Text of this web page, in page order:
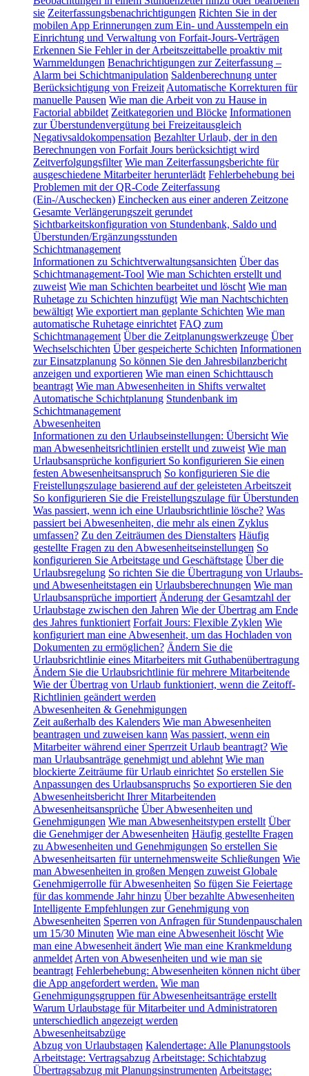
sie Zeiterfassungsbenachrichtigungen Richten Sie in der
mobilen App Erinnerungen zum Ein- und Ausstempeln ein
Einrichtung und Verwaltung von Forfait-Jours-Verträgen
Erkennen Sie Fehler in der Arbeitszeittabelle proaktiv mit
Warnmeldungen Benachrichtigungen zur Zeiterfassung –
Alarm bei Schichtmanipulation Saldenberechnung unter
Berücksichtigung von Freizeit Automatische Korrekturen für
manuelle Pausen Wie man die Arbeit von zu Hause in
Factorial abbildet Zeitkategorien und Blöcke Informationen
zur Überstundenvergütung bei Freizeitausgleich
Negativsaldokompensation Bezahlter Urlaub, der in den
Berechnungen von Forfait Jours berücksichtigt wird
Zeitverfolgungsfilter Wie man Zeiterfassungsberichte für
ausgeschiedene Mitarbeiter herunterlädt Fehlerbehebung bei
Problemen mit der QR-Code Zeiterfassung
(Ein-/Auschecken) Einchecken aus einer anderen Zeitzone
Gesamte Verlängerungszeit gerundet
Sichtbarkeitskonfiguration von Stundenbank, Saldo und
Überstunden/Ergänzungsstunden
Schichtmanagement
Informationen zu Schichtverwaltungsansichten Über das
Schichtmanagement-Tool Wie man Schichten erstellt und
zuweist Wie man Schichten bearbeitet und löscht Wie man
Ruhetage zu Schichten hinzufügt Wie man Nachtschichten
bewältigt Wie exportiert man geplante Schichten Wie man
automatische Ruhetage einrichtet FAQ zum
Schichtmanagement Über die Zeitplanungswerkzeuge Über
Wechselschichten Über gespeicherte Schichten Informationen
zur Einsatzplanung So können Sie den Jahresbilanzbericht
anzeigen und exportieren Wie man einen Schichttausch
beantragt Wie man Abwesenheiten in Shifts verwaltet
Automatische Schichtplanung Stundenbank im
Schichtmanagement
Abwesenheiten
Informationen zu den Urlaubseinstellungen: Übersicht Wie
man Abwesenheitsrichtlinien erstellt und zuweist Wie man
Urlaubsansprüche konfiguriert So konfigurieren Sie einen
festen Abwesenheitsanspruch So konfigurieren Sie die
Freistellungszulage basierend auf der geleisteten Arbeitszeit
So konfigurieren Sie die Freistellungszulage für Überstunden
Was passiert, wenn ich eine Urlaubsrichtlinie lösche? Was
passiert bei Abwesenheiten, die mehr als einen Zyklus
umfassen? Zu den Zeiträumen des Dienstalters Häufig
gestellte Fragen zu den Abwesenheitseinstellungen So
konfigurieren Sie Arbeitstage und Geschäftstage Über die
Urlaubsregelung So richten Sie die Übertragung von Urlaubs-
und Abwesenheitstagen ein Urlaubsberechnungen Wie man
Urlaubsansprüche importiert Änderung der Gesamtzahl der
Urlaubstage zwischen den Jahren Wie der Übertrag am Ende
des Jahres funktioniert Forfait Jours: Flexible Zyklen Wie
konfiguriert man eine Abwesenheit, um das Hochladen von
Dokumenten zu ermöglichen? Ändern Sie die
Urlaubsrichtlinie eines Mitarbeiters mit Guthabenübertragung
Ändern Sie die Urlaubsrichtlinie für mehrere Mitarbeitende
Wie der Übertrag von Urlaub funktioniert, wenn die Zeitoff-
Richtlinien geändert werden
Abwesenheiten & Genehmigungen
Zeit außerhalb des Kalenders Wie man Abwesenheiten
beantragen und zuweisen kann Was passiert, wenn ein
Mitarbeiter während einer Sperrzeit Urlaub beantragt? Wie
man Urlaubsanträge genehmigt und ablehnt Wie man
blockierte Zeiträume für Urlaub einrichtet So erstellen Sie
Anpassungen des Urlaubsanspruchs So exportieren Sie den
Abwesenheitsbericht Ihrer Mitarbeitenden
Abwesenheitsansprüche Über Abwesenheiten und
Genehmigungen Wie man Abwesenheitstypen erstellt Über
die Genehmiger der Abwesenheiten Häufig gestellte Fragen
zu Abwesenheiten und Genehmigungen So erstellen Sie
Abwesenheitsarten für unternehmensweite Schließungen Wie
man Abwesenheiten in großen Mengen zuweist Globale
Genehmigerrolle für Abwesenheiten So fügen Sie Feiertage
für das kommende Jahr hinzu Über bezahlte Abwesenheiten
Intelligente Empfehlungen zur Genehmigung von
Abwesenheiten Sperren von Anfragen für Stundenpauschalen
um 15/30 Minuten Wie man eine Abwesenheit löscht Wie
man eine Abwesenheit ändert Wie man eine Krankmeldung
anmeldet Arten von Abwesenheiten und wie man sie
beantragt Fehlerbehebung: Abwesenheiten können nicht über
die App angefordert werden. Wie man
Genehmigungsgruppen für Abwesenheitsanträge erstellt
Warum Urlaubstage für Mitarbeiter und Administratoren
unterschiedlich angezeigt werden
Abwesenheitsabzüge
Abzug von Urlaubstagen Kalendertage: Alle Planungstools
Arbeitstage: Vertragsabzug Arbeitstage: Schichtabzug
Übertragsabzug mit Planungsinstrumenten Arbeitstage: